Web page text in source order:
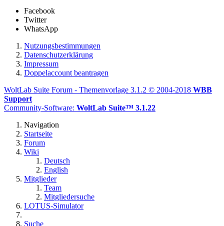
Facebook
Twitter
WhatsApp
Nutzungsbestimmungen
Datenschutzerklärung
Impressum
Doppelaccount beantragen
WoltLab Suite Forum - Themenvorlage 3.1.2 © 2004-2018 WBB
Support
Community-Software: WoltLab Suite™ 3.1.22
Navigation
Startseite
Forum
Wiki
Deutsch
English
Mitglieder
Team
Mitgliedersuche
LOTUS-Simulator
Suche